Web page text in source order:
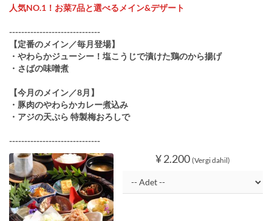
人気NO.1！お菜7品と選べるメイン&デザート
------------------------------
【定番のメイン／毎月登場】
・やわらかジューシー！塩こうじで漬けた鶏のから揚げ
・さばの味噌煮
【今月のメイン／8月】
・豚肉のやわらかカレー煮込み
・アジの天ぷら 特製梅おろしで
------------------------------
¥ 2.200 (Vergi dahil)